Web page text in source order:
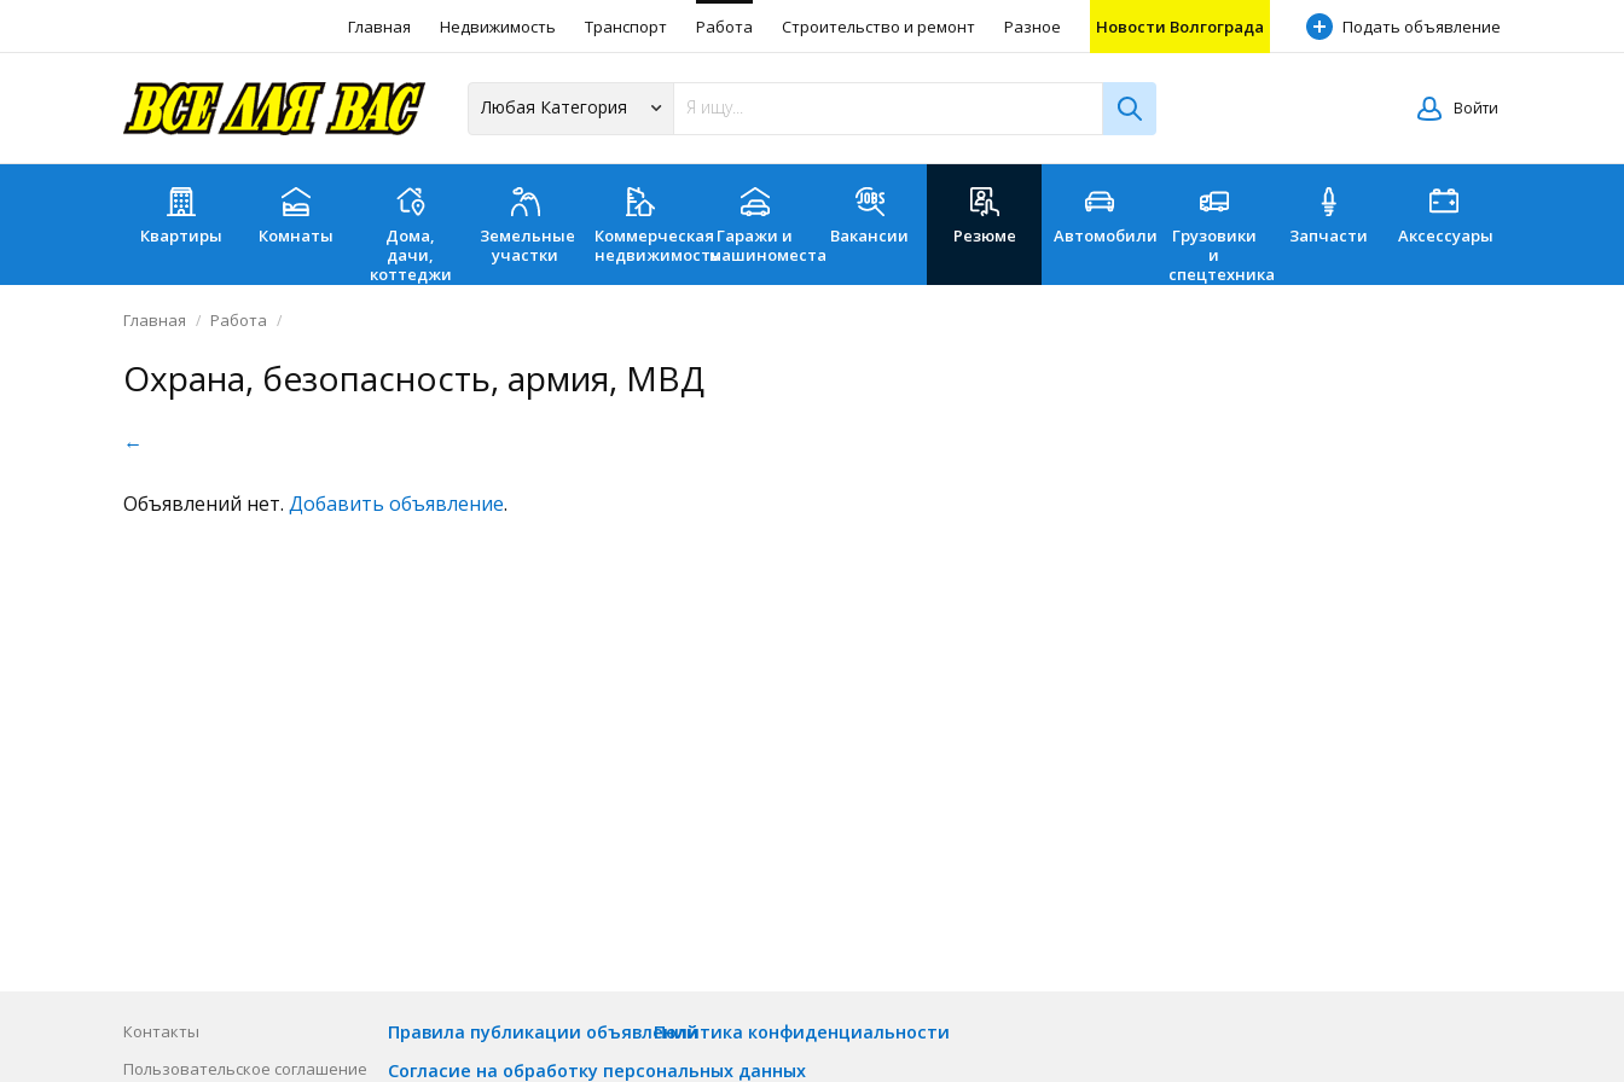
Главная Недвижимость Транспорт Работа Строительство и ремонт Разное Новости Волгограда Подать объявление
Войти
Квартиры Комнаты
Дома,
дачи,
коттеджи
Земельные
участки
Коммерческая
недвижимость
Гаражи и
машиноместа
Вакансии Резюме Автомобили
Грузовики
и
спецтехника
Запчасти Аксессуары
Главная Работа
Охрана, безопасность, армия, МВД
←
Объявлений нет. Добавить объявление.
Контакты
Пользовательское соглашение
Правила публикации объявлений
Согласие на обработку персональных данных
Политика конфиденциальности